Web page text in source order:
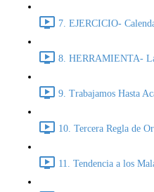
7. EJERCICIO-
8. HERRAMIENTA-
9. Trabajamos Hasta
10. Tercera Regla de
11. Tendencia a los